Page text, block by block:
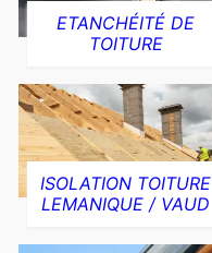
ETANCHÉITÉ DE
TOITURE
ISOLATION TOITURE
LEMANIQUE / VAUD